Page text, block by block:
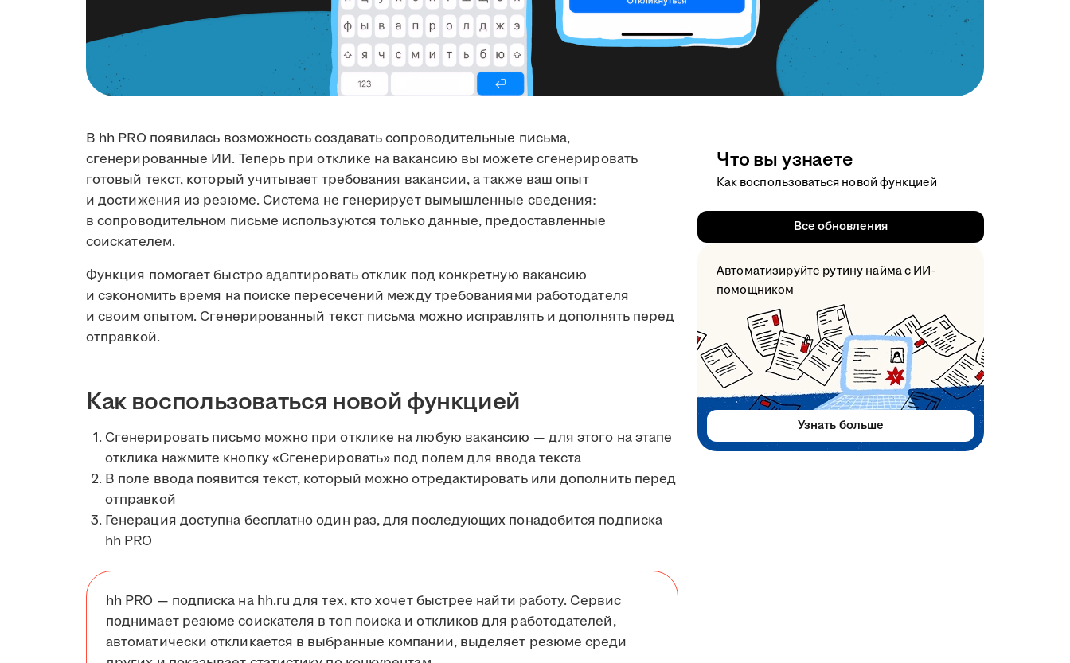
В hh PRO появилась возможность создавать сопроводительные письма,
сгенерированные ИИ. Теперь при отклике на вакансию вы можете сгенерировать
готовый текст, который учитывает требования вакансии, а также ваш опыт
и достижения из резюме. Система не генерирует вымышленные сведения:
в сопроводительном письме используются только данные, предоставленные
соискателем.
Функция помогает быстро адаптировать отклик под конкретную вакансию
и сэкономить время на поиске пересечений между требованиями работодателя
и своим опытом. Сгенерированный текст письма можно исправлять и дополнять перед
отправкой.
Как воспользоваться новой функцией
Сгенерировать письмо можно при отклике на любую вакансию — для этого на этапе
отклика нажмите кнопку «Сгенерировать» под полем для ввода текста
В поле ввода появится текст, который можно отредактировать или дополнить перед
отправкой
Генерация доступна бесплатно один раз, для последующих понадобится подписка
hh PRO
hh PRO — подписка на hh.ru для тех, кто хочет быстрее найти работу. Сервис
поднимает резюме соискателя в топ поиска и откликов для работодателей,
автоматически откликается в выбранные компании, выделяет резюме среди
Что вы узнаете
Как воспользоваться новой функцией
Все обновления
Автоматизируйте рутину найма с ИИ-
помощником
Узнать больше